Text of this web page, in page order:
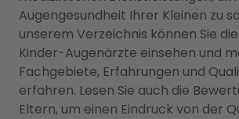
Augengesundheit Ihrer Kleinen zu
unserem Verzeichnis können Sie
Kinder-Augenärzte einsehen und
Fachgebiete, Erfahrungen und
erfahren. Lesen Sie auch die
Eltern, um einen Eindruck von der